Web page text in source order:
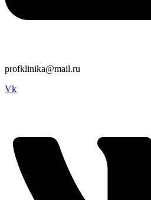
profklinika@mail.ru
Vk